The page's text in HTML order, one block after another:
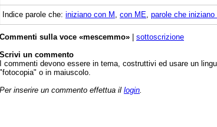
Indice parole che: iniziano con M con ME parole che iniziano
Commenti sulla voce «mescemmo» | sottoscrizione
Scrivi un commento
I commenti devono essere in tema, costruttivi ed usare un
"fotocopia" o in maiuscolo.
Per inserire un commento effettua il login